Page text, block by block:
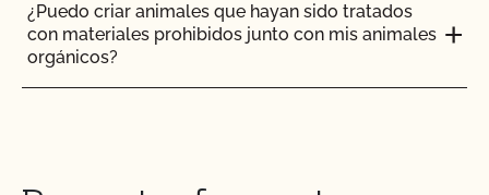
¿No OMG significa sin OMG?
¿Puedo criar animales que hayan sido tratados
con materiales prohibidos junto con mis animales
orgánicos?